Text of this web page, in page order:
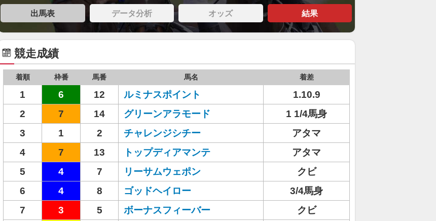
出馬表 データ分析 オッズ 結果
競走成績
着順 枠番 馬番 馬名 着差
1 6 12 ルミナスポイント
1.10.9
2
7 14 グリーンアラモード
1 1/4馬身
3
1 2 チャレンジシチー
アタマ
4
7 13 トップディアマンテ
アタマ
5
4 7 リーサムウェポン
クビ
6
4 8 ゴッドヘイロー
3/4馬身
7
3 5 ボーナスフィーバー
クビ